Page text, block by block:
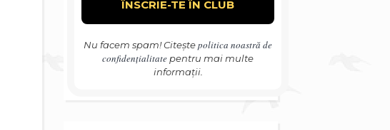
Nu facem spam! Citeștepolitica noastră de
confidențialitate pentru mai multe
informații.